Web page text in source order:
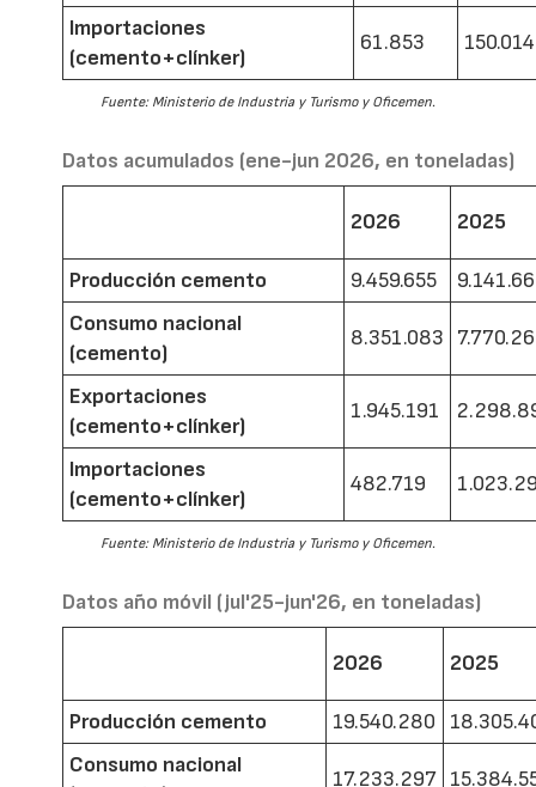
Importaciones
(cemento+clínker)
61.853 150.014
Fuente: Ministerio de Industria y Turismo y Oficemen.
Datos acumulados (ene-jun 2026, en toneladas)
2026 2025
Producción cemento 9.459.655
Consumo nacional
(cemento)
8.351.083
Exportaciones
(cemento+clínker)
1.945.191
Importaciones
(cemento+clínker)
482.719
Fuente: Ministerio de Industria y Turismo y Oficemen.
Datos año móvil (jul'25-jun'26, en toneladas)
2026 2025
Producción cemento 19.540.280
Consumo nacional
17.233.297